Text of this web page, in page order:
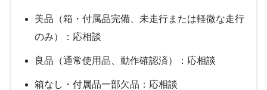
美品（箱・付属品完備、未走行または軽微な走行
のみ）：応相談
良品（通常使用品、動作確認済）：応相談
箱なし・付属品一部欠品：応相談